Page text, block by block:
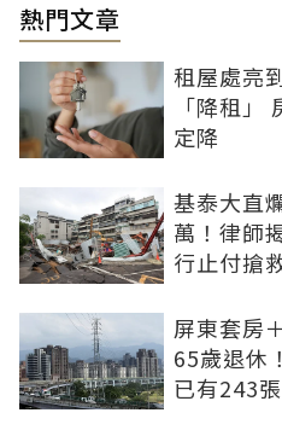
熱門文章
租屋處亮
「降租」
定降
基泰大直
萬！律師
行止付搶
屏東套房
65歲退休
已有243張